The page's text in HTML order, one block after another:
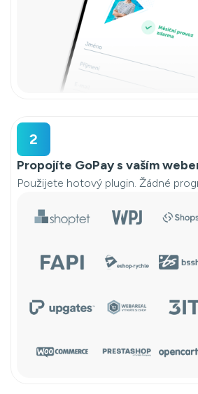
2
Propojíte GoPay s vaším
Použijete hotový plugin. Žádné